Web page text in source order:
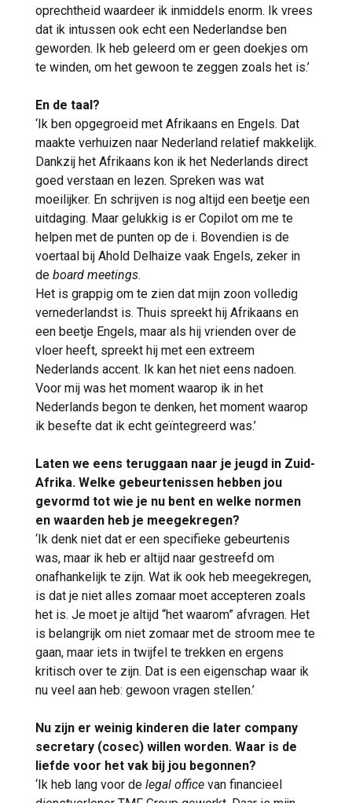
oprechtheid waardeer ik inmiddels enorm. Ik vrees
dat ik intussen ook echt een Nederlandse ben
geworden. Ik heb geleerd om er geen doekjes om
te winden, om het gewoon te zeggen zoals het is.’
En de taal?
‘Ik ben opgegroeid met Afrikaans en Engels. Dat
maakte verhuizen naar Nederland relatief makkelijk.
Dankzij het Afrikaans kon ik het Nederlands direct
goed verstaan en lezen. Spreken was wat
moeilijker. En schrijven is nog altijd een beetje een
uitdaging. Maar gelukkig is er Copilot om me te
helpen met de punten op de i. Bovendien is de
voertaal bij Ahold Delhaize vaak Engels, zeker in
de board meetings.
Het is grappig om te zien dat mijn zoon volledig
vernederlandst is. Thuis spreekt hij Afrikaans en
een beetje Engels, maar als hij vrienden over de
vloer heeft, spreekt hij met een extreem
Nederlands accent. Ik kan het niet eens nadoen.
Voor mij was het moment waarop ik in het
Nederlands begon te denken, het moment waarop
ik besefte dat ik echt geïntegreerd was.’
Laten we eens teruggaan naar je jeugd in Zuid-
Afrika. Welke gebeurtenissen hebben jou
gevormd tot wie je nu bent en welke normen
en waarden heb je meegekregen?
‘Ik denk niet dat er een specifieke gebeurtenis
was, maar ik heb er altijd naar gestreefd om
onafhankelijk te zijn. Wat ik ook heb meegekregen,
is dat je niet alles zomaar moet accepteren zoals
het is. Je moet je altijd “het waarom” afvragen. Het
is belangrijk om niet zomaar met de stroom mee te
gaan, maar iets in twijfel te trekken en ergens
kritisch over te zijn. Dat is een eigenschap waar ik
nu veel aan heb: gewoon vragen stellen.’
Nu zijn er weinig kinderen die later company
secretary (cosec) willen worden. Waar is de
liefde voor het vak bij jou begonnen?
‘Ik heb lang voor de legal office van financieel